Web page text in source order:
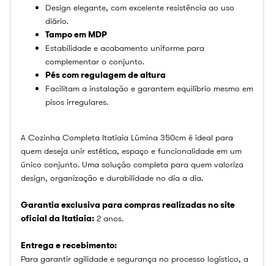
Design elegante, com excelente resistência ao uso
diário.
Tampo em MDP
Estabilidade e acabamento uniforme para
complementar o conjunto.
Pés com regulagem de altura
Facilitam a instalação e garantem equilíbrio mesmo em
pisos irregulares.
A Cozinha Completa Itatiaia Lúmina 350cm é ideal para
quem deseja unir estética, espaço e funcionalidade em um
único conjunto. Uma solução completa para quem valoriza
design, organização e durabilidade no dia a dia.
Garantia exclusiva para compras realizadas no site
oficial da Itatiaia: 2 anos.
Entrega e recebimento:
Para garantir agilidade e segurança no processo logístico, a